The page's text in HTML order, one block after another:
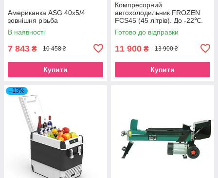
Американка ASG 40x5/4
зовнішня різьба
В наявності
7 843 ₴ 10 458 ₴
Купити
Компресорний
автохолодильник FROZEN
FCS45 (45 літрів). До -22℃.
Живлення 12, 24, 220 вольт
Готово до відправки
11 900 ₴ 13 900 ₴
Купити
–13%